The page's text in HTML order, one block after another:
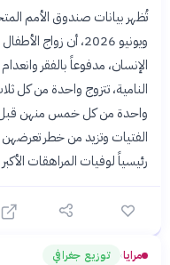
ويونيو 2026، أن زواج
الإنسان، مدفوعاً بالفقر
الفتيات وتزيد من خطر
رئيسياً لوفيات المراهقات
مرايا› توزيع جغرافي